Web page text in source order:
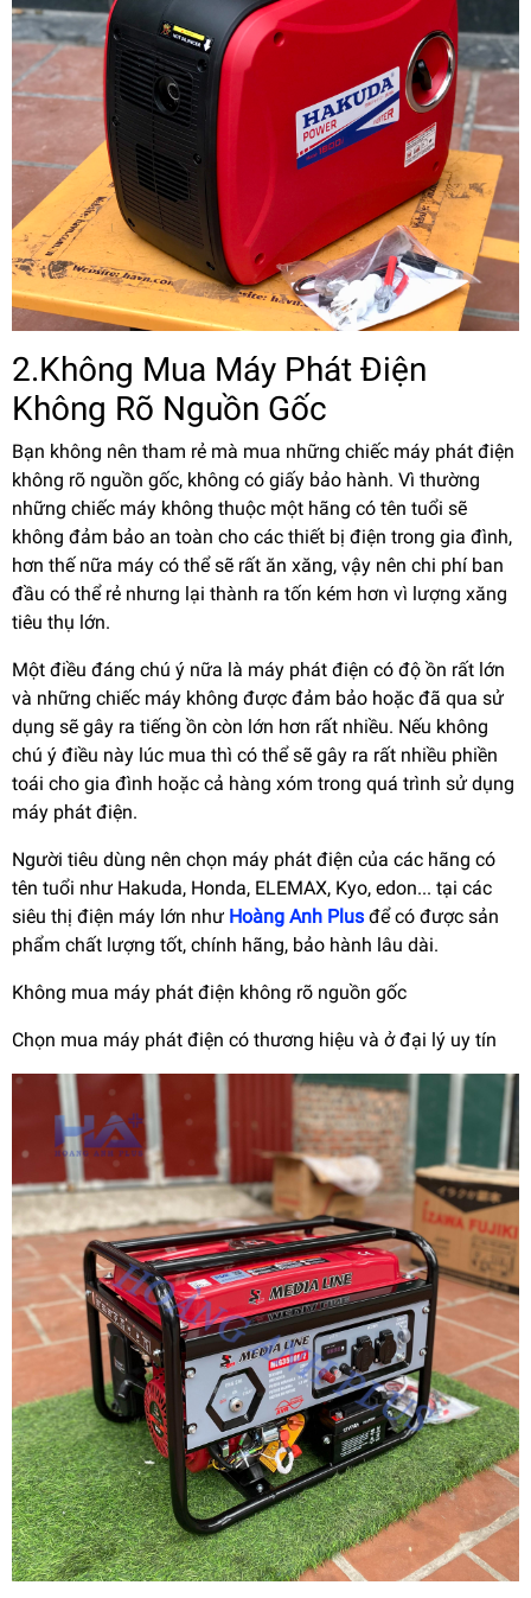
2.Không Mua Máy Phát Điện
Không Rõ Nguồn Gốc
Bạn không nên tham rẻ mà mua những chiếc máy phát điện
không rõ nguồn gốc, không có giấy bảo hành. Vì thường
những chiếc máy không thuộc một hãng có tên tuổi sẽ
không đảm bảo an toàn cho các thiết bị điện trong gia đình,
hơn thế nữa máy có thể sẽ rất ăn xăng, vậy nên chi phí ban
đầu có thể rẻ nhưng lại thành ra tốn kém hơn vì lượng xăng
tiêu thụ lớn.
Một điều đáng chú ý nữa là máy phát điện có độ ồn rất lớn
và những chiếc máy không được đảm bảo hoặc đã qua sử
dụng sẽ gây ra tiếng ồn còn lớn hơn rất nhiều. Nếu không
chú ý điều này lúc mua thì có thể sẽ gây ra rất nhiều phiền
toái cho gia đình hoặc cả hàng xóm trong quá trình sử dụng
máy phát điện.
Người tiêu dùng nên chọn máy phát điện của các hãng có
tên tuổi như Hakuda, Honda, ELEMAX, Kyo, edon... tại các
siêu thị điện máy lớn như Hoàng Anh Plus để có được sản
phẩm chất lượng tốt, chính hãng, bảo hành lâu dài.
Không mua máy phát điện không rõ nguồn gốc
Chọn mua máy phát điện có thương hiệu và ở đại lý uy tín